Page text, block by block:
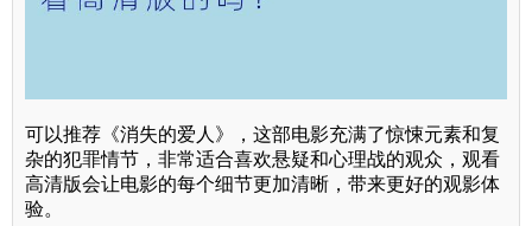
可以推荐《消失的爱人》，这部电影充满了惊悚元素和复
杂的犯罪情节，非常适合喜欢悬疑和心理战的观众，观看
高清版会让电影的每个细节更加清晰，带来更好的观影体
验。